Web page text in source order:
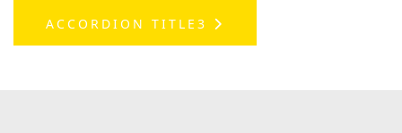
ACCORDION TITLE3